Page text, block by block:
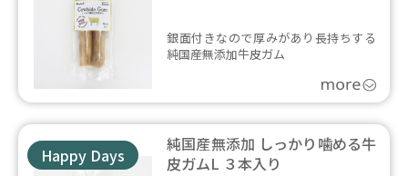
銀面付きなので厚みがあり長持ちする
純国産無添加牛皮ガム
Happy Days
純国産無添加 しっかり噛める牛
皮ガムL ３本入り